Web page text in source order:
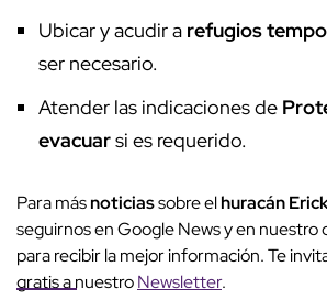
Ubicar y acudir a refugios
ser necesario.
Atender las indicaciones de
evacuarsi es requerido.
Para másnoticiassobre elhuracán
seguirnos en Google News y en nuestro
para recibir la mejor información. Te
gratis a nuestroNewsletter.